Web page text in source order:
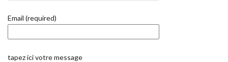
Email (required)
tapez ici votre message